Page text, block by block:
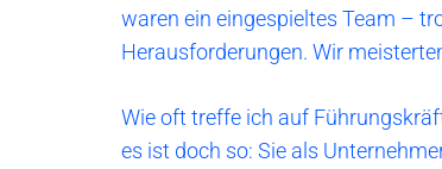
waren ein eingespieltes Team –
Herausforderungen. Wir
Wie oft treffe ich auf
es ist doch so: Sie als